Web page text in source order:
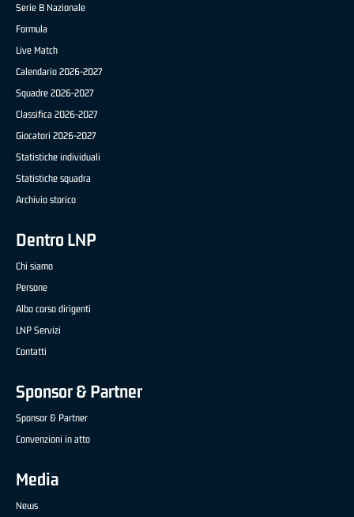
Serie B Nazionale
Formula
Live Match
Calendario 2026-2027
Squadre 2026-2027
Classifica 2026-2027
Giocatori 2026-2027
Statistiche individuali
Statistiche squadra
Archivio storico
Dentro LNP
Chi siamo
Persone
Albo corso dirigenti
LNP Servizi
Contatti
Sponsor & Partner
Sponsor & Partner
Convenzioni in atto
Media
News